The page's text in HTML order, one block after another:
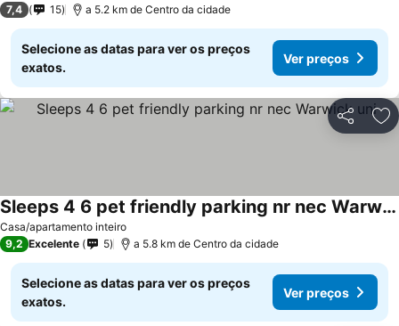
7,4 15 a 5.2 km de Centro da cidade
Selecione as datas para ver os preços
exatos.
Ver preços
Partilhar
Casa/apartamento inteiro
Sleeps 4 6 pet friendly parking nr nec Warwick uni
9,2 Excelente 5 a 5.8 km de Centro da cidade
Selecione as datas para ver os preços
exatos.
Ver preços